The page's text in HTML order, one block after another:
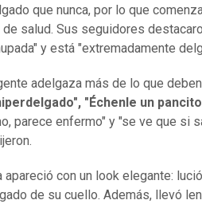
que nunca, por lo que
salud. Sus seguidores
y está "extremadamente
adelgaza más de lo que
"Échenle un
parece enfermo" y "se ve que si
con un look elegante:
de su cuello. Además, llevó